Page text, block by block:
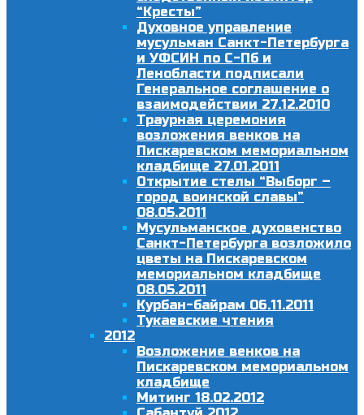
“Кресты”
Духовное управление
мусульман Санкт-Петербурга
и УФСИН по С-Пб и
Ленобласти подписали
Генеральное соглашение о
взаимодействии 27.12.2010
Траурная церемония
возложения венков на
Пискаревском мемориальном
кладбище 27.01.2011
Открытие стелы “Выборг –
город воинской славы”
08.05.2011
Мусульманское духовенство
Санкт-Петербурга возложило
цветы на Пискаревском
мемориальном кладбище
08.05.2011
Курбан-байрам 06.11.2011
Тукаевские чтения
2012
Возложение венков на
Пискаревском мемориальном
кладбище
Митинг 18.02.2012